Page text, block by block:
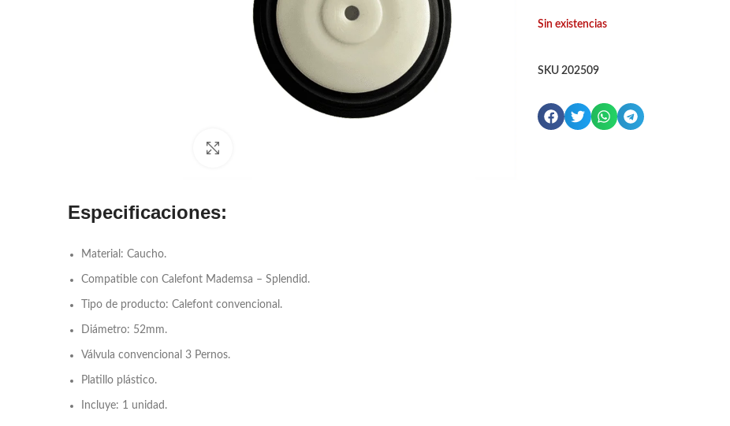
Sin existencias
SKU 202509
Especificaciones:
Material: Caucho.
Compatible con Calefont Mademsa – Splendid.
Tipo de producto: Calefont convencional.
Diámetro: 52mm.
Válvula convencional 3 Pernos.
Platillo plástico.
Incluye: 1 unidad.